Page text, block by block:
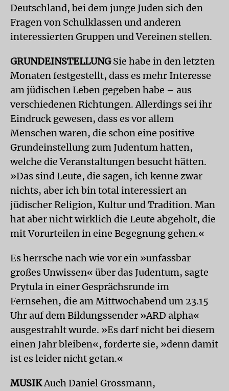
Deutschland, bei dem junge Juden sich den
Fragen von Schulklassen und anderen
interessierten Gruppen und Vereinen stellen.
GRUNDEINSTELLUNGSie habe in den letzten
Monaten festgestellt, dass es mehr Interesse
am jüdischen Leben gegeben habe – aus
verschiedenen Richtungen. Allerdings sei ihr
Eindruck gewesen, dass es vor allem
Menschen waren, die schon eine positive
Grundeinstellung zum Judentum hatten,
welche die Veranstaltungen besucht hätten.
»Das sind Leute, die sagen, ich kenne zwar
nichts, aber ich bin total interessiert an
jüdischer Religion, Kultur und Tradition. Man
hat aber nicht wirklich die Leute abgeholt, die
mit Vorurteilen in eine Begegnung gehen.«
Es herrsche nach wie vor ein »unfassbar
großes Unwissen« über das Judentum, sagte
Prytula in einer Gesprächsrunde im
Fernsehen, die am Mittwochabend um 23.15
Uhr auf dem Bildungssender »ARD alpha«
ausgestrahlt wurde. »Es darf nicht bei diesem
einen Jahr bleiben«, forderte sie, »denn damit
ist es leider nicht getan.«
MUSIKAuch Daniel Grossmann,